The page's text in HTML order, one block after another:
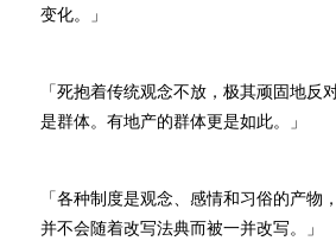
变化。」
「死抱着传统观念不放，极其顽固地反
是群体。有地产的群体更是如此。」
「各种制度是观念、感情和习俗的产物
并不会随着改写法典而被一并改写。」